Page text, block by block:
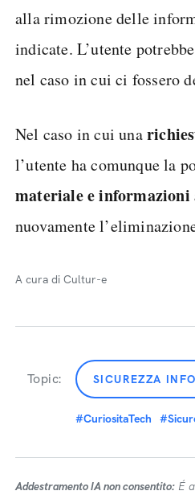
alla rimozione delle
indicate. L’utente
nel caso in cui ci fossero
Nel caso in cui una
l’utente ha comunque la
materiale e informazioni
nuovamente
A cura di Cultur-e
Topic: SICUREZZA
#CuriositaTech
Addestramento IA non consentito: É